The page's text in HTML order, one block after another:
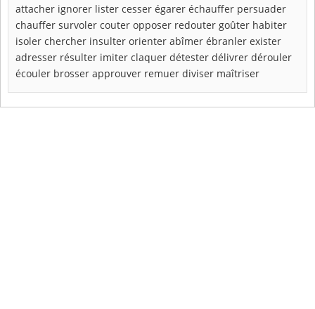
attacher ignorer lister cesser égarer échauffer persuader
chauffer survoler couter opposer redouter goûter habiter
isoler chercher insulter orienter abîmer ébranler exister
adresser résulter imiter claquer détester délivrer dérouler
écouler brosser approuver remuer diviser maîtriser